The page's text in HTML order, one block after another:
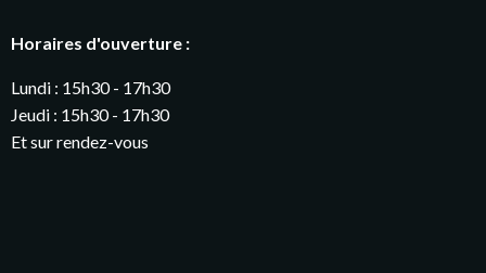
Horaires d'ouverture :
Lundi : 15h30 - 17h30
Jeudi : 15h30 - 17h30
Et sur rendez-vous